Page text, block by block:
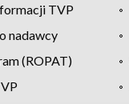
TVP
nadawcy
(ROPAT)